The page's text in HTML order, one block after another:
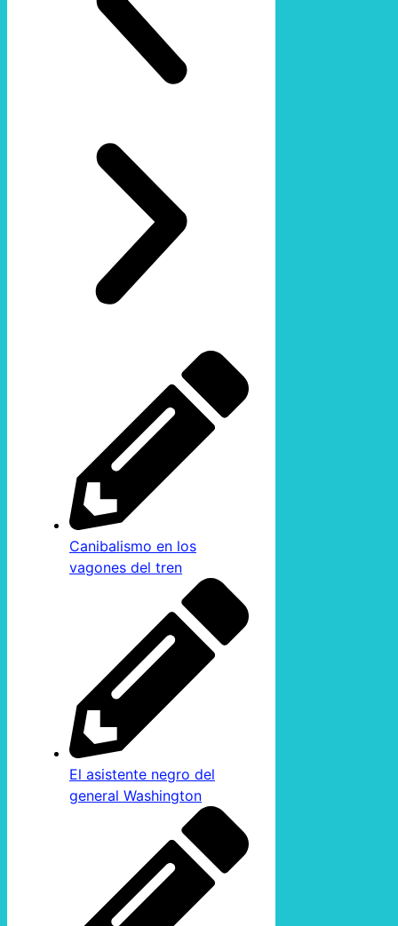
Canibalismo en los
vagones del tren
El asistente negro del
general Washington